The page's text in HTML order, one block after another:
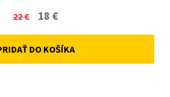
22€
Original
price
was:
18 €
price
is:
DO KOŠÍKA